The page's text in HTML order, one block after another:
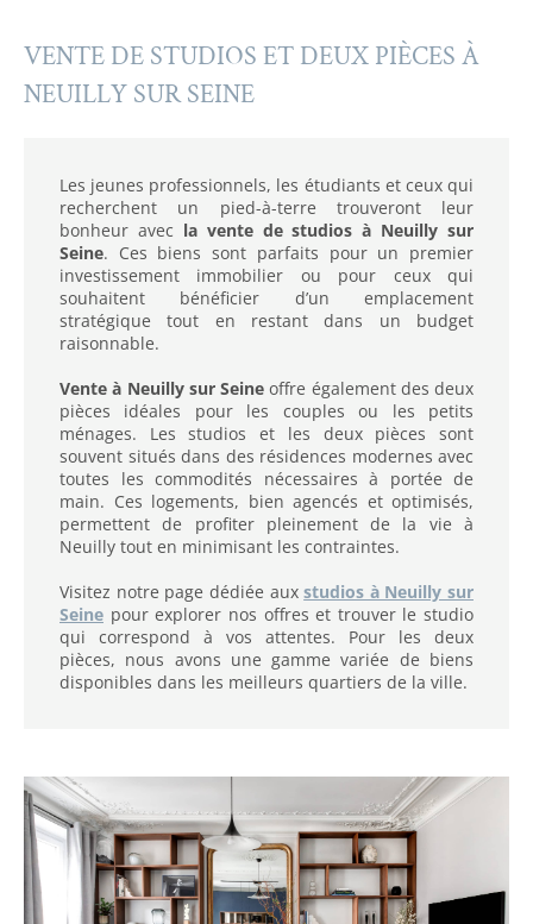
VENTE DE STUDIOS ET DEUX PIÈCES À
NEUILLY SUR SEINE
Les jeunes professionnels, les étudiants et ceux qui
recherchent un pied-à-terre trouveront leur
bonheur avec la vente de studios à Neuilly sur
Seine. Ces biens sont parfaits pour un premier
investissement immobilier ou pour ceux qui
souhaitent bénéficier d’un emplacement
stratégique tout en restant dans un budget
raisonnable.
Vente à Neuilly sur Seine offre également des deux
pièces idéales pour les couples ou les petits
ménages. Les studios et les deux pièces sont
souvent situés dans des résidences modernes avec
toutes les commodités nécessaires à portée de
main. Ces logements, bien agencés et optimisés,
permettent de profiter pleinement de la vie à
Neuilly tout en minimisant les contraintes.
Visitez notre page dédiée auxstudios à Neuilly sur
Seine pour explorer nos offres et trouver le studio
qui correspond à vos attentes. Pour les deux
pièces, nous avons une gamme variée de biens
disponibles dans les meilleurs quartiers de la ville.